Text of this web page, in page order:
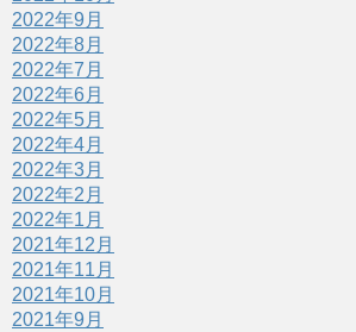
2022年9月
2022年8月
2022年7月
2022年6月
2022年5月
2022年4月
2022年3月
2022年2月
2022年1月
2021年12月
2021年11月
2021年10月
2021年9月